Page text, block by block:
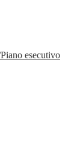
esecutivo